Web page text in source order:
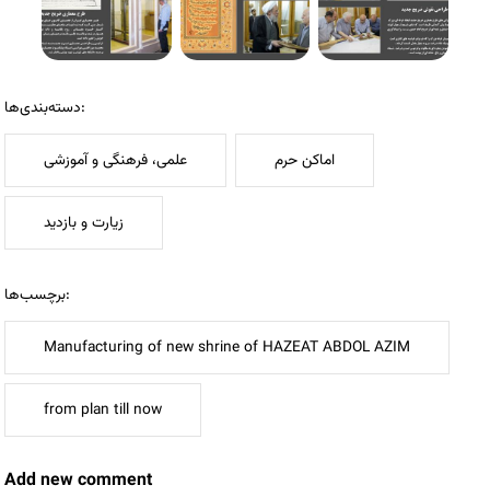
دسته‌بندی‌ها:
علمی، فرهنگی و آموزشی اماکن حرم
زیارت و بازدید
برچسب‌ها:
Manufacturing of new shrine of HAZEAT ABDOL AZIM
from plan till now
Add new comment